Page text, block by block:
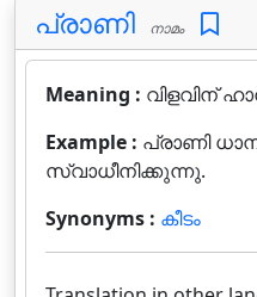
പ്രാണി നാമം
Meaning : വിളവിന്‌
Example : പ്രാണി
സ്വാധീനിക്കുന്നു.
Synonyms : കീടം